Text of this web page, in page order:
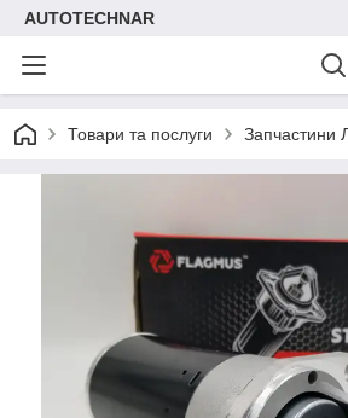
AUTOTECHNAR
Товари та послуги Запчастини